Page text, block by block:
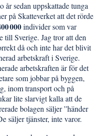
år sedan uppskattade tunga
på Skatteverket att det rörde
000individer som var
till Sverige. Jag tror att den
då och inte har det blivit
arbetskraft i Sverige.
arbetskraften är för det
som jobbar på byggen,
inom transport och på
lite slarvigt kalla att de
bolagen säljer ”händer
säljer tjänster, inte varor.